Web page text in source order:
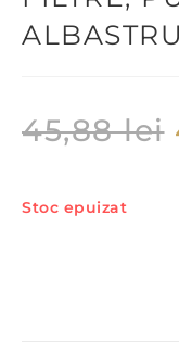
ALBASTRU
45,88lei
Stoc epuizat